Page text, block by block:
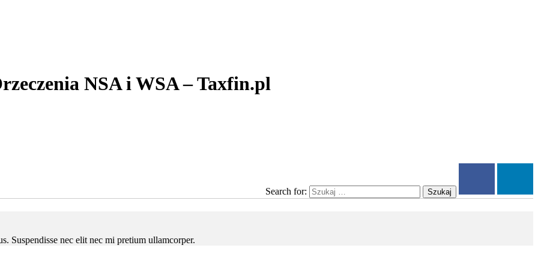
NSA i WSA – Taxfin.pl
Search for: Szukaj
Suspendisse nec elit nec mi pretium ullamcorper.